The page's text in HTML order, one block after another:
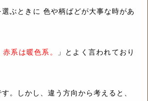
ぶときに 色や柄ばどが大事な時があ
赤系は暖色系。
」とよく言われており
。しかし、違う方向から考えると、